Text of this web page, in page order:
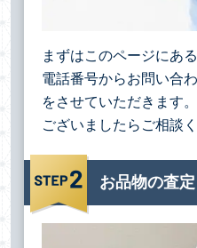
まずはこのページにあ
電話番号からお問い合
をさせていただきます
ございましたらご相談く
お品物の査定